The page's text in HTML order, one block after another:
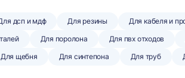
дсп и мдф Для резины Для кабеля и
Для поролона Для пвх отходов
Для щебня Для синтепона Для труб